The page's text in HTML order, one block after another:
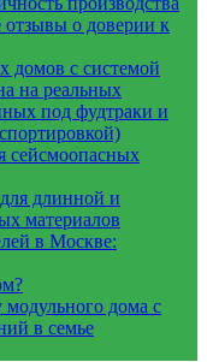
о доверии к
домов с системой
на реальных
под фудтраки и
сейсмоопасных
длинной и
материалов
в Москве:
дома с
в семье